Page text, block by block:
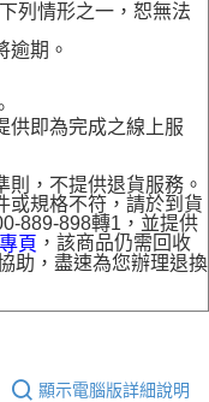
列情形之一，恕無法
逾期。
供即為完成之線上服
，不提供退貨服務。
或規格不符，請於到貨
889-898轉1，並提供
頁 ，該商品仍需回收
助，盡速為您辦理退換
顯示電腦版詳細說明